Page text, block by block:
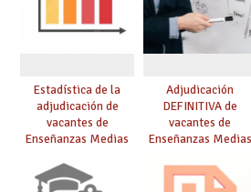
Estadística de la
adjudicación de
vacantes de
Enseñanzas Medias
Adjudicación
DEFINITIVA de
vacantes de
Enseñanzas Medias